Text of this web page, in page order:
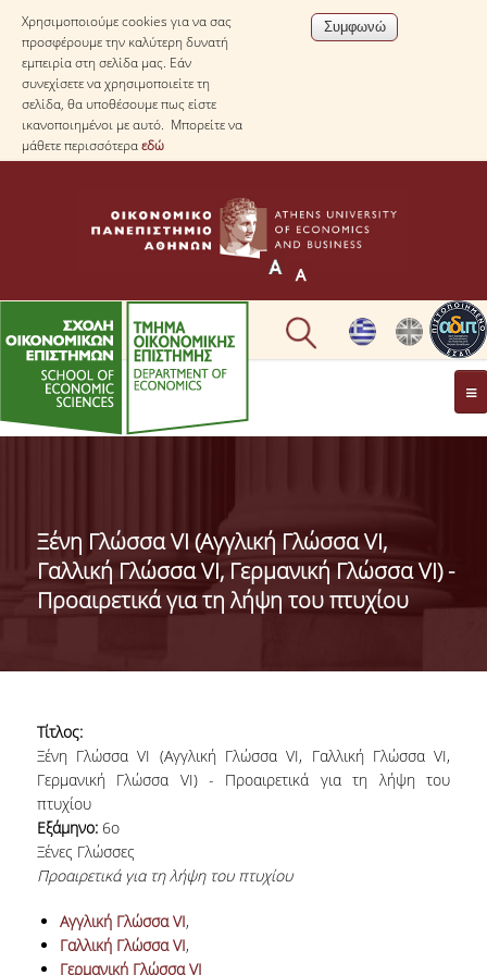
Χρησιμοποιούμε cookies για να σας
προσφέρουμε την καλύτερη δυνατή
εμπειρία στη σελίδα μας. Εάν
συνεχίσετε να χρησιμοποιείτε τη
σελίδα, θα υποθέσουμε πως είστε
ικανοποιημένοι με αυτό. Μπορείτε να
μάθετε περισσότεραεδώ
ΤΟ TΜΗΜΑ
ΔΙΟΙΚΗΣΗ ΤΟΥ ΤΜΗΜΑΤΟΣ
ΓΙΑ ΜΑΘΗΤΕΣ Γ' ΛΥΚΕΙΟΥ
ΑΝΘΡΩΠΙΝΟ ΔΥΝΑΜΙΚΟ
ΕΠΙΤΙΜΟΙ ΔΙΔΑΚΤΟΡΕΣ
ΑΚΑΔΗΜΑΪΚΟΙ ΥΠΟΤΡΟΦΟΙ
ΕΝΤΕΤΑΛΜΕΝΟΙ ΔΙΔΑΣΚΟΝΤΕΣ
Ξένη Γλώσσα VI (Αγγλική Γλώσσα VI,
Γαλλική Γλώσσα VI, Γερμανική Γλώσσα VI) -
Προαιρετικά για τη λήψη του πτυχίου
Τίτλος:
Ξένη Γλώσσα VI (Αγγλική Γλώσσα VI, Γαλλική Γλώσσα VI,
Γερμανική Γλώσσα VI) - Προαιρετικά για τη λήψη του
πτυχίου
Εξάμηνο: 6ο
Ξένες Γλώσσες
Προαιρετικά για τη λήψη του πτυχίου
Αγγλική Γλώσσα VI,
Γαλλική Γλώσσα VI,
Γερμανική Γλώσσα VI